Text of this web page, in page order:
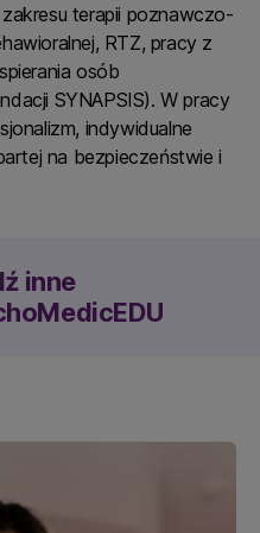
terapii poznawczo-
RTZ, pracy z
osób
SYNAPSIS). W pracy
indywidualne
na bezpieczeństwie i
inne